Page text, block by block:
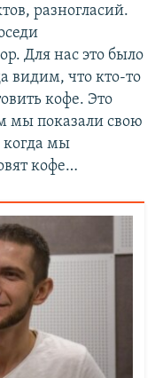
разногласий.
Для нас это было
видим, что кто-то
кофе. Это
мы показали свою
когда мы
кофе…